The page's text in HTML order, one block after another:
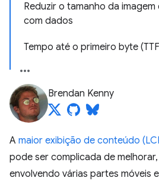
Reduzir o tamanho da imagem
com dados
Tempo até o primeiro byte
Brendan Kenny
A maior exibição de conteúdo
pode ser complicada de
envolvendo várias partes móveis